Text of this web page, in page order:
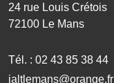
24 rue Louis Crétois
72100 Le Mans
Tél. : 02 43 85 38 44
jaltlemans@orange.fr